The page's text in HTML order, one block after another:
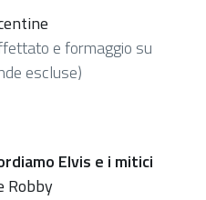
e formaggio su
escluse)
Elvis e i mitici
Robby